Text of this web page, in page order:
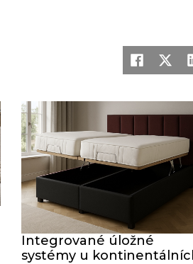
Integrované úložné
systémy u